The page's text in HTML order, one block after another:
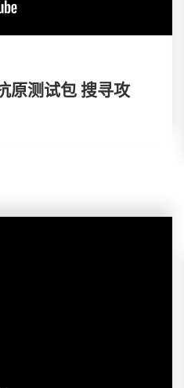
原测试包 搜寻攻